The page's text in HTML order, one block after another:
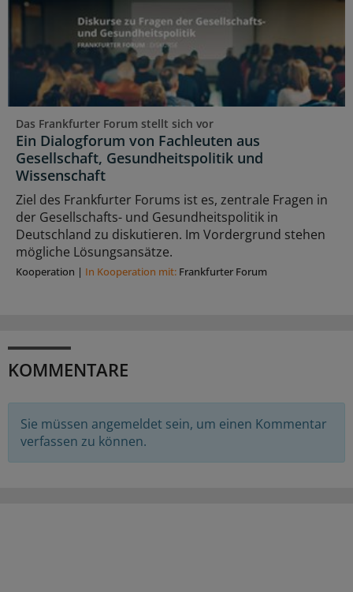
Das Frankfurter Forum stellt sich vor
Ein Dialogforum von Fachleuten aus
Gesellschaft, Gesundheitspolitik und
Wissenschaft
Ziel des Frankfurter Forums ist es, zentrale Fragen in
der Gesellschafts- und Gesundheitspolitik in
Deutschland zu diskutieren. Im Vordergrund stehen
mögliche Lösungsansätze.
Kooperation | In Kooperation mit: Frankfurter Forum
KOMMENTARE
Sie müssen angemeldet sein, um einen Kommentar
verfassen zu können.